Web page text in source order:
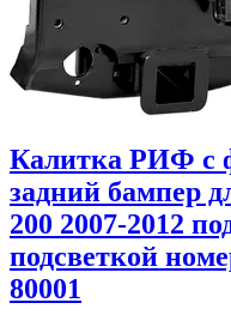
Калитка РИФ с
задний бампер
200 2007-2012
подсветкой
80001